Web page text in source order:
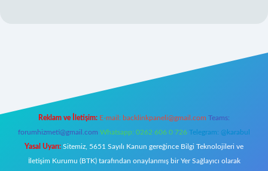
Reklam ve İletişim: E-mail: backlinkpaneli@gmail.com Teams:
forumhizmeti@gmail.com Whatsapp: 0262 606 0 726 Telegram: @karabul
Yasal Uyarı: Sitemiz, 5651 Sayılı Kanun gereğince Bilgi Teknolojileri ve
İletişim Kurumu (BTK) tarafından onaylanmış bir Yer Sağlayıcı olarak